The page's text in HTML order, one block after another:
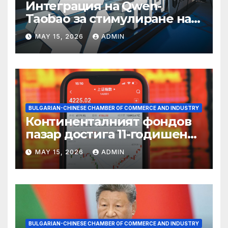
Интеграция на Qwen-
Taobao за стимулиране на
пазаруването 618
MAY 15, 2026 ADMIN
BULGARIAN-CHINESE CHAMBER OF COMMERCE AND INDUSTRY
Континенталният фондов
пазар достига 11-годишен
връх
MAY 15, 2026 ADMIN
BULGARIAN-CHINESE CHAMBER OF COMMERCE AND INDUSTRY